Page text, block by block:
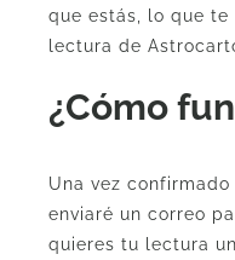
que estás, lo que te
lectura de
¿Cómo
Una vez
enviaré un correo
quieres tu lectura